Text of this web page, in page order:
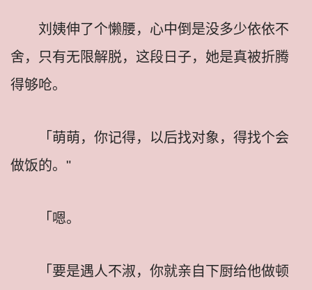
刘姨伸了个懒腰，心中倒是没多少依依不
舍，只有无限解脱，这段日子，她是真被折腾
得够呛。
「萌萌，你记得，以后找对象，得找个会
做饭的。"
「嗯。
「要是遇人不淑，你就亲自下厨给他做顿